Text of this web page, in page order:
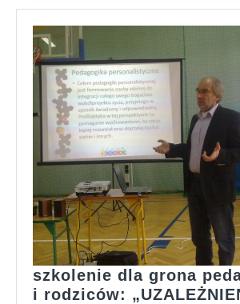
szkolenie dla grona
i rodziców: